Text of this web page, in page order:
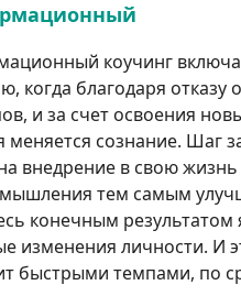
коучинг
когда благодаря
и за счет освоения
сознание. Шаг
внедрение в свою
тем самым
конечным результатом
изменения личности. И
быстрыми темпами, по